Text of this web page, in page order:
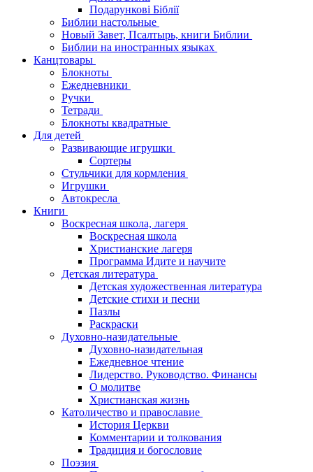
Подарункові Біблії
Библии настольные
Новый Завет, Псалтырь, книги Библии
Библии на иностранных языках
Канцтовары
Блокноты
Ежедневники
Ручки
Тетради
Блокноты квадратные
Для детей
Развивающие игрушки
Сортеры
Стульчики для кормления
Игрушки
Автокресла
Книги
Воскресная школа, лагеря
Воскресная школа
Христианские лагеря
Программа Идите и научите
Детская литература
Детская художественная литература
Детские стихи и песни
Пазлы
Раскраски
Духовно-назидательные
Духовно-назидательная
Ежедневное чтение
Лидерство. Руководство. Финансы
О молитве
Христианская жизнь
Католичество и православие
История Церкви
Комментарии и толкования
Традиция и богословие
Поэзия